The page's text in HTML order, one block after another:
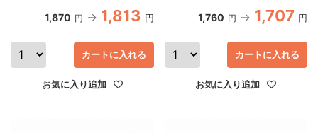
1,870 円 1,813 円
お気に入り追加
カートに入れる
1,760 円 1,707 円
お気に入り追加
カートに入れる